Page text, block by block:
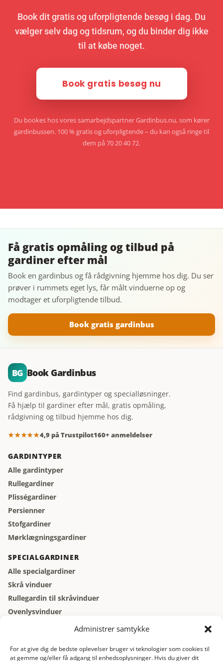
Administrer samtykke
For at give dig de bedste oplevelser bruger vi teknologier som cookies til
at gemme og/eller få adgang til enhedsoplysninger. Hvis du giver dit
Book dit gratis og uforpligtende besøg i dag. Du
vælger selv dag og tidsrum, og du binder dig ikke
til at købe noget.
Book gratis besøg nu
Du bookes hos vores samarbejdspartner Gardinbus.nu, som kører
gardinbussen. 100 % gratis og uforpligtende – du kan også ringe til
dem på 70 20 40 72.
Få gratis opmåling og tilbud på
gardiner efter mål
Book en gardinbus og få rådgivning hjemme hos dig. Du ser
prøver i rummets eget lys, får målt vinduerne op og
modtager et uforpligtende tilbud.
Book gratis gardinbus
BG Book Gardinbus
Find gardinbus, gardintyper og specialløsninger.
Få hjælp til gardiner efter mål, gratis opmåling,
rådgivning og tilbud hjemme hos dig.
★★★★★4,9 på Trustpilot160+ anmeldelser
GARDINTYPER
Alle gardintyper
Rullegardiner
Plisségardiner
Persienner
Stofgardiner
Mørklægningsgardiner
SPECIALGARDINER
Alle specialgardiner
Skrå vinduer
Rullegardin til skråvinduer
Ovenlysvinduer
Vinduer der åbner indad
GARDINBUS